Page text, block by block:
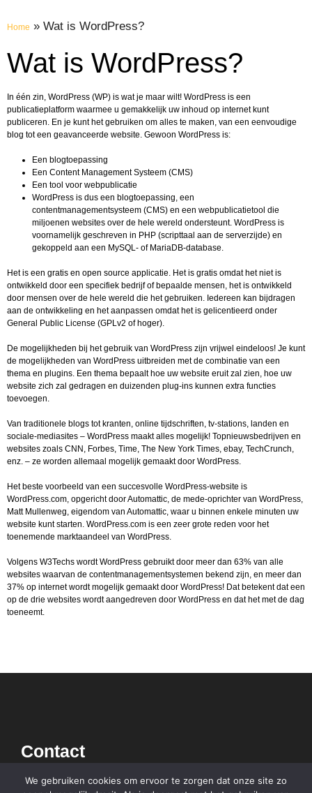
Home » Wat is WordPress?
Wat is WordPress?
In één zin, WordPress (WP) is wat je maar wilt! WordPress is een
publicatieplatform waarmee u gemakkelijk uw inhoud op internet kunt
publiceren. En je kunt het gebruiken om alles te maken, van een eenvoudige
blog tot een geavanceerde website. Gewoon WordPress is:
Een blogtoepassing
Een Content Management Systeem (CMS)
Een tool voor webpublicatie
WordPress is dus een blogtoepassing, een
contentmanagementsysteem (CMS) en een webpublicatietool die
miljoenen websites over de hele wereld ondersteunt. WordPress is
voornamelijk geschreven in PHP (scripttaal aan de serverzijde) en
gekoppeld aan een MySQL- of MariaDB-database.
Het is een gratis en open source applicatie. Het is gratis omdat het niet is
ontwikkeld door een specifiek bedrijf of bepaalde mensen, het is ontwikkeld
door mensen over de hele wereld die het gebruiken. Iedereen kan bijdragen
aan de ontwikkeling en het aanpassen omdat het is gelicentieerd onder
General Public License (GPLv2 of hoger).
De mogelijkheden bij het gebruik van WordPress zijn vrijwel eindeloos! Je kunt
de mogelijkheden van WordPress uitbreiden met de combinatie van een
thema en plugins. Een thema bepaalt hoe uw website eruit zal zien, hoe uw
website zich zal gedragen en duizenden plug-ins kunnen extra functies
toevoegen.
Van traditionele blogs tot kranten, online tijdschriften, tv-stations, landen en
sociale-mediasites – WordPress maakt alles mogelijk! Topnieuwsbedrijven en
websites zoals CNN, Forbes, Time, The New York Times, ebay, TechCrunch,
enz. – ze worden allemaal mogelijk gemaakt door WordPress.
Het beste voorbeeld van een succesvolle WordPress-website is
WordPress.com, opgericht door Automattic, de mede-oprichter van WordPress,
Matt Mullenweg, eigendom van Automattic, waar u binnen enkele minuten uw
website kunt starten. WordPress.com is een zeer grote reden voor het
toenemende marktaandeel van WordPress.
Volgens W3Techs wordt WordPress gebruikt door meer dan 63% van alle
websites waarvan de contentmanagementsystemen bekend zijn, en meer dan
37% op internet wordt mogelijk gemaakt door WordPress! Dat betekent dat een
op de drie websites wordt aangedreven door WordPress en dat het met de dag
toeneemt.
Contact
info@multiprovider.nl
We gebruiken cookies om ervoor te zorgen dat onze site zo